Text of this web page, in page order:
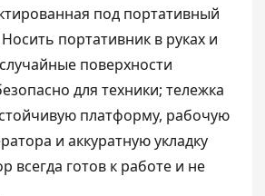
под портативный
портативник в руках и
поверхности
для техники; тележка
платформу, рабочую
и аккуратную укладку
всегда готов к работе и не